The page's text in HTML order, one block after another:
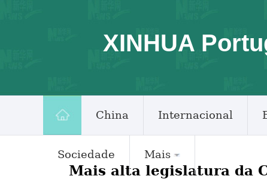
XINHUA
China Internacional
Sociedade Mais
Mais alta legislatura da